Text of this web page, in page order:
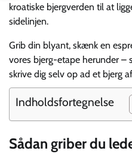
kroatiske bjergverden til at
sidelinjen.
Grib din blyant, skænk en
vores bjerg-etape herunder –
skrive dig selv op ad et bjerg
Indholdsfortegnelse
Sådan griber du